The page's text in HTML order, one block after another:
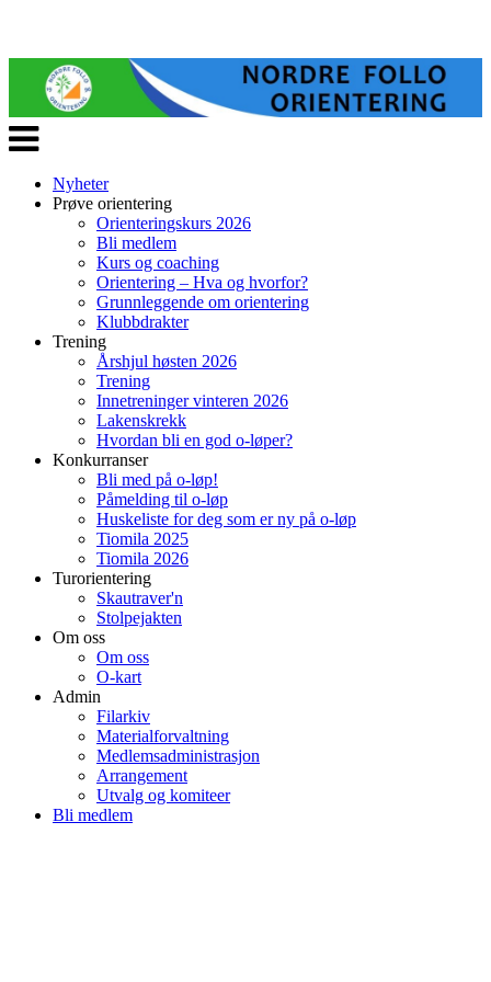
Veksle
navigasjon
Nyheter
Prøve orientering
Orienteringskurs 2026
Bli medlem
Kurs og coaching
Orientering – Hva og hvorfor?
Grunnleggende om orientering
Klubbdrakter
Trening
Årshjul høsten 2026
Trening
Innetreninger vinteren 2026
Lakenskrekk
Hvordan bli en god o-løper?
Konkurranser
Bli med på o-løp!
Påmelding til o-løp
Huskeliste for deg som er ny på o-løp
Tiomila 2025
Tiomila 2026
Turorientering
Skautraver'n
Stolpejakten
Om oss
Om oss
O-kart
Admin
Filarkiv
Materialforvaltning
Medlemsadministrasjon
Arrangement
Utvalg og komiteer
Bli medlem